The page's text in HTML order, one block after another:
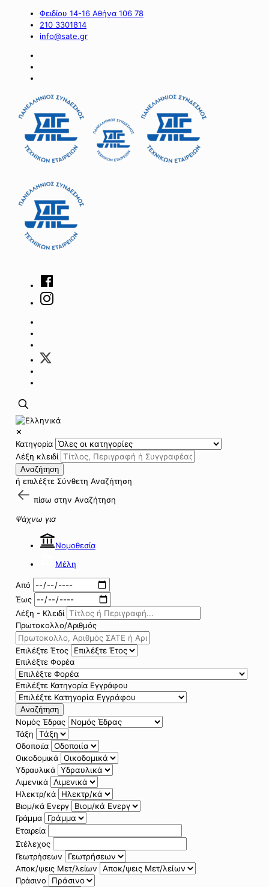
Φειδίου 14-16 Αθήνα 106 78
210 3301814
info@sate.gr
✕
Κατηγορία
Λέξη κλειδί
Αναζήτηση
ή επιλέξτε Σύνθετη Αναζήτηση
πίσω στην Αναζήτηση
Ψάχνω για
Νομοθεσία
Μέλη
Από
Έως
Λέξη - Κλειδί
Πρωτοκολλο/Αριθμός
Επιλέξτε Έτος
Επιλέξτε Φορέα
Επιλέξτε Κατηγορία Εγγράφου
Αναζήτηση
Νομός Έδρας
Τάξη
Οδοποιία
Οικοδομικά
Υδραυλικά
Λιμενικά
Ηλεκτρ/κά
Βιομ/κά Ενεργ
Γράμμα
Εταιρεία
Στέλεχος
Γεωτρήσεων
Αποκ/ψεις Μετ/λείων
Πράσινο